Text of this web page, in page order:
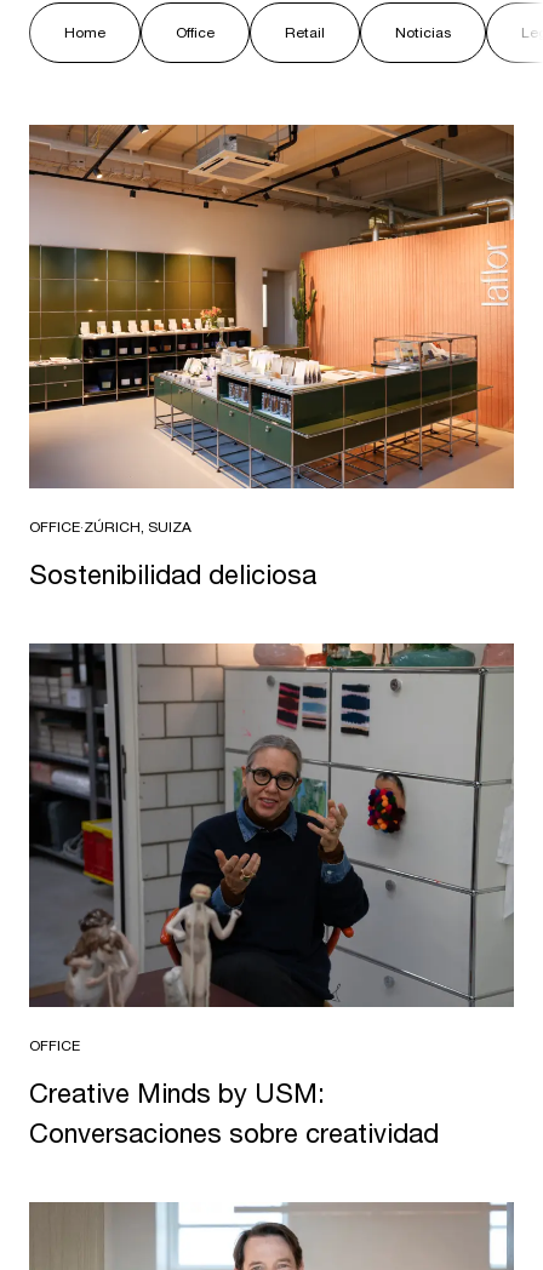
Home Office Retail Noticias
OFFICE·ZÚRICH, SUIZA
Sostenibilidad deliciosa
OFFICE
Creative Minds by USM:
Conversaciones sobre creatividad